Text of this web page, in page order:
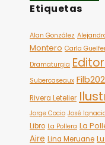
Etiquetas
Alan González
Montero Carla
Dramaturgia
Subercaseaux
Rivera Letelier
Jorge Cocio José
Libro La Pollera La
Aire Lina Meruane